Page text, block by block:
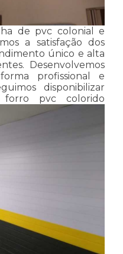
de pvc colonial e
a satisfação dos
único e alta
Desenvolvemos
profissional e
disponibilizar
forro pvc colorido